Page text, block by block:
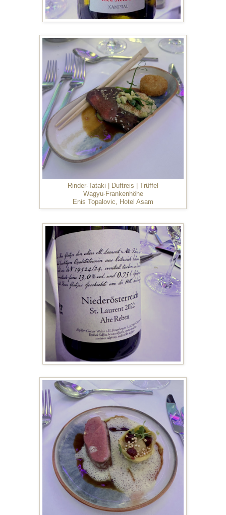
Rinder-Tataki | Duftreis | Trüffel
Wagyu-Frankenhöhe
Enis Topalovic, Hotel Asam